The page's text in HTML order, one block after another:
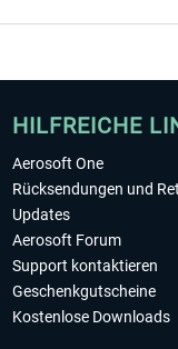
HILFREICHE
Aerosoft One
Rücksendungen und
Updates
Aerosoft Forum
Support kontaktieren
Geschenkgutscheine
Kostenlose Downloads